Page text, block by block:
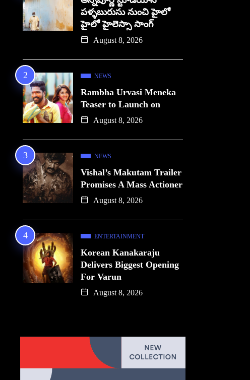
పళ్ళబురుసు నుంచి హైలో
హైలో హైలెస్సా సాంగ్
August 8, 2026
NEWS
Rambha Urvasi Meneka
Teaser to Launch on
August 8, 2026
NEWS
Vishal’s Makutam Trailer
Promises A Mass Actioner
August 8, 2026
ENTERTAINMENT
Korean Kanakaraju
Delivers Biggest Opening
For Varun
August 8, 2026